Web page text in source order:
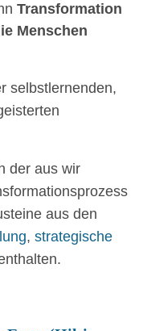
Transformation
Menschen
selbstlernenden,
der aus wir
aus den
, strategische